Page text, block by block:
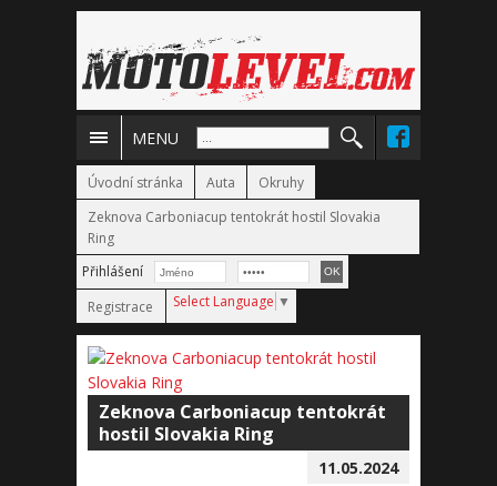
MENU
Úvodní stránka Auta
Okruhy
Zeknova Carboniacup tentokrát hostil Slovakia
Ring
Přihlášení
Registrace
Select Language ▼
Zeknova Carboniacup tentokrát
hostil Slovakia Ring
11.05.2024